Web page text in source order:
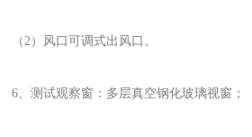
（2）风口可调式出风口。
6、测试观察窗：多层真空钢化玻璃视窗；